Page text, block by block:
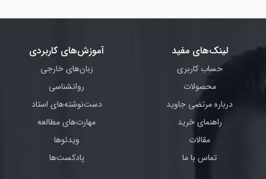
لینک‌های مفید
حساب کاربری
محصولات
درباره مرتضی جاوید
راهنمای خرید
مقالات
تماس با ما
آموزش‌های کاربردی
زبان‌های خارجی
روانشناسی
دست‌نوشته‌های استاد
مهارت‌های مطالعه
ویدئوها
پادکست‌ها